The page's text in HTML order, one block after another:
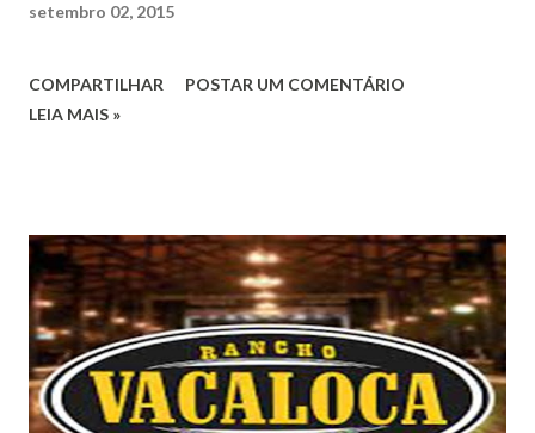
setembro 02, 2015
COMPARTILHAR
POSTAR UM COMENTÁRIO
LEIA MAIS »